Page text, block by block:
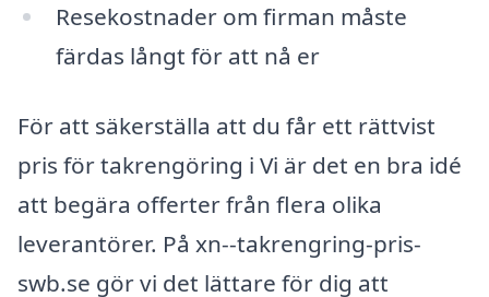
Resekostnader om firman måste
färdas långt för att nå er
För att säkerställa att du får ett rättvist
pris för takrengöring i Vi är det en bra idé
att begära offerter från flera olika
leverantörer. På xn--takrengring-pris-
swb.se gör vi det lättare för dig att